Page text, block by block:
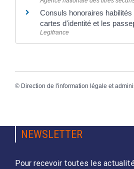
Consuls honoraires
cartes d'identité et les
Legifrance
© Direction de l'information légale et
NEWSLETTER
Pour recevoir toutes les